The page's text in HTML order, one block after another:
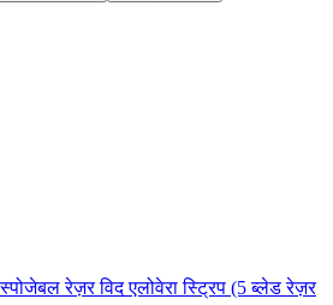
रेज़र विद एलोवेरा स्ट्रिप (5 ब्लेड रेज़र